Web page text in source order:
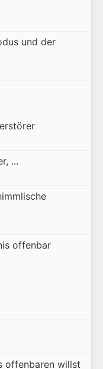
und der
...
offenbar
offenbaren willst